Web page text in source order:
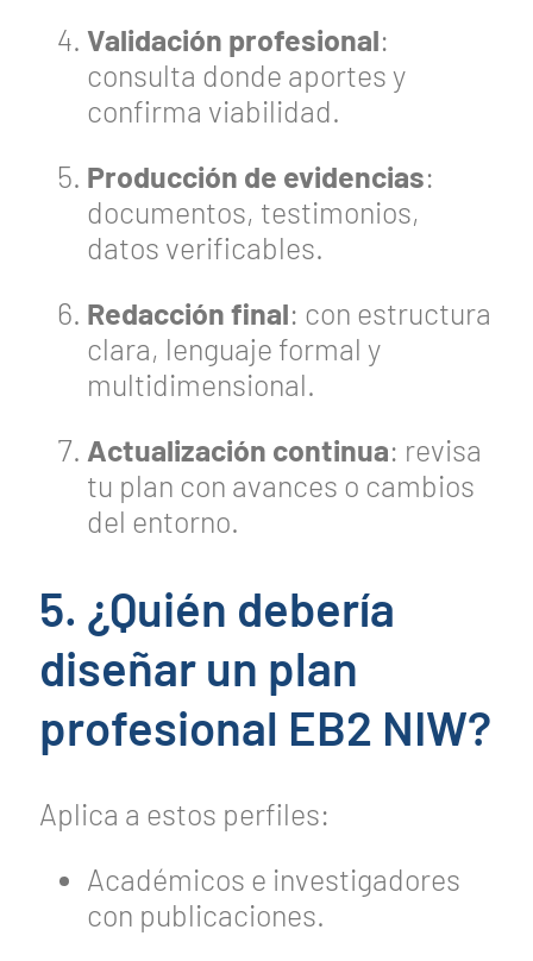
Validación profesional:
consulta donde aportes y
confirma viabilidad.
Producción de evidencias:
documentos, testimonios,
datos verificables.
Redacción final: con estructura
clara, lenguaje formal y
multidimensional.
Actualización continua: revisa
tu plan con avances o cambios
del entorno.
5. ¿Quién debería
diseñar un plan
profesional EB2 NIW?
Aplica a estos perfiles:
Académicos e investigadores
con publicaciones.